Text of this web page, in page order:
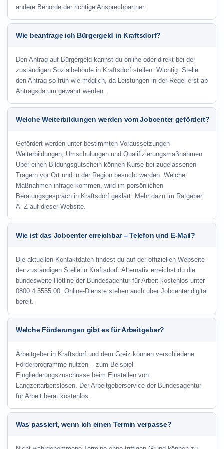
andere Behörde der richtige Ansprechpartner.
Wie beantrage ich Bürgergeld in Kraftsdorf?
Den Antrag auf Bürgergeld kannst du online oder direkt bei der
zuständigen Sozialbehörde in Kraftsdorf stellen. Wichtig: Stelle
den Antrag so früh wie möglich, da Leistungen in der Regel erst ab
Antragsdatum gewährt werden.
Welche Weiterbildungen werden vom Jobcenter gefördert?
Gefördert werden unter bestimmten Voraussetzungen
Weiterbildungen, Umschulungen und Qualifizierungsmaßnahmen.
Über einen Bildungsgutschein können Kurse bei zugelassenen
Trägern vor Ort und in der Region besucht werden. Welche
Maßnahmen infrage kommen, wird im persönlichen
Beratungsgespräch in Kraftsdorf geklärt. Mehr dazu im Ratgeber
A–Z auf dieser Website.
Wie ist das Jobcenter erreichbar – Telefon und E-Mail?
Die aktuellen Kontaktdaten findest du auf der offiziellen Webseite
der zuständigen Stelle in Kraftsdorf. Alternativ erreichst du die
bundesweite Hotline der Bundesagentur für Arbeit kostenlos unter
0800 4 5555 00. Online-Dienste stehen auch über Jobcenter.digital
bereit.
Welche Förderungen gibt es für Arbeitgeber?
Arbeitgeber in Kraftsdorf und dem Greiz können verschiedene
Förderprogramme nutzen – zum Beispiel
Eingliederungszuschüsse beim Einstellen von
Langzeitarbeitslosen. Der Arbeitgeberservice der Bundesagentur
für Arbeit berät kostenlos.
Was passiert, wenn ich einen Termin verpasse?